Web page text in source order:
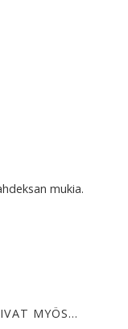
mukia.
MYÖS…